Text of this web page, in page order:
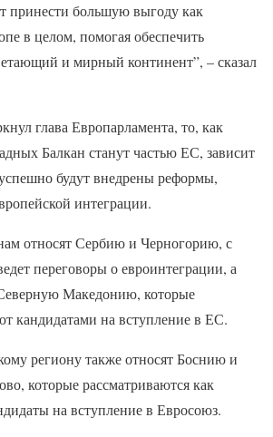
принести большую выгоду как
в целом, помогая обеспечить
и мирный континент”, – сказал
глава Европарламента, то, как
Балкан станут частью ЕС, зависит
будут внедрены реформы,
интеграции.
относят Сербию и Черногорию, с
переговоры о евроинтеграции, а
Македонию, которые
кандидатами на вступление в ЕС.
региону также относят Боснию и
которые рассматриваются как
на вступление в Евросоюз.